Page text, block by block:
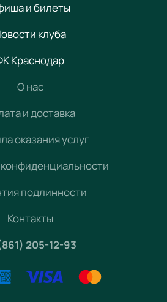
и билеты
клуба
Краснодар
О нас
и доставка
оказания услуг
подлинности
Контакты
205-12-93